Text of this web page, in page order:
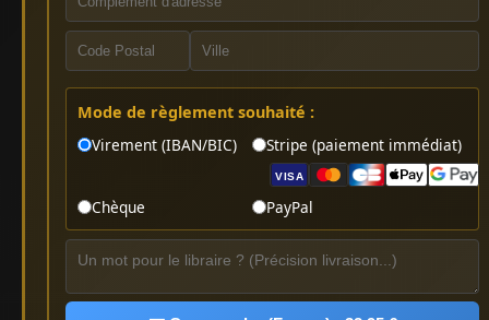
Mode de règlement souhaité :
Virement (IBAN/BIC)
Stripe (paiement immédiat)
VISA
Chèque PayPal